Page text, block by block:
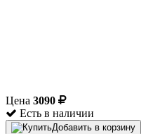
Цена 3090
Есть в наличии
Добавить в корзину